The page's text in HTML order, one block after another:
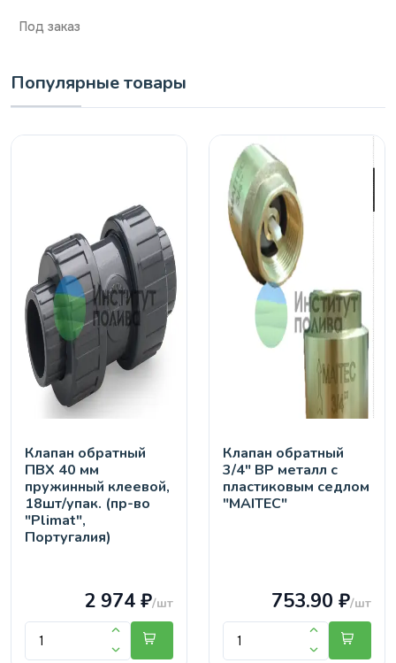
Под заказ
Популярные товары
Клапан обратный
ПВХ 40 мм
пружинный клеевой,
18шт/упак. (пр-во
"Plimat",
Португалия)
2 974 ₽/шт
Клапан обратный
3/4" ВР металл с
пластиковым седлом
"MAITEC"
753.90 ₽/шт